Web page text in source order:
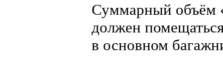
Суммарный объём
должен
в основном